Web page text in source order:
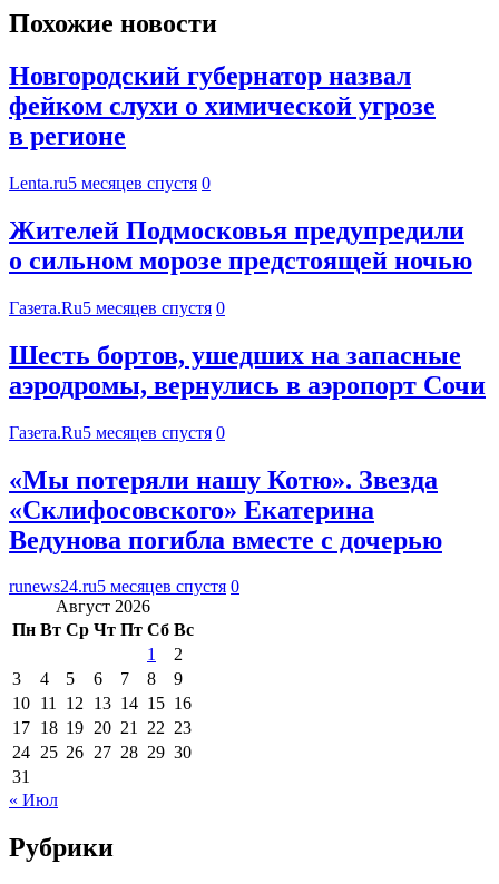
Похожие новости
Новгородский губернатор назвал
фейком слухи о химической угрозе
в регионе
Lenta.ru5 месяцев спустя 0
Жителей Подмосковья предупредили
о сильном морозе предстоящей ночью
Газета.Ru5 месяцев спустя 0
Шесть бортов, ушедших на запасные
аэродромы, вернулись в аэропорт Сочи
Газета.Ru5 месяцев спустя 0
«Мы потеряли нашу Котю». Звезда
«Склифосовского» Екатерина
Ведунова погибла вместе с дочерью
runews24.ru5 месяцев спустя 0
Август 2026
Пн Вт Ср Чт Пт Сб Вс
1
2
3
4 5 6 7 8
9
10 11 12 13 14 15 16
17 18 19 20 21 22 23
24 25 26 27 28 29 30
31
« Июл
Рубрики